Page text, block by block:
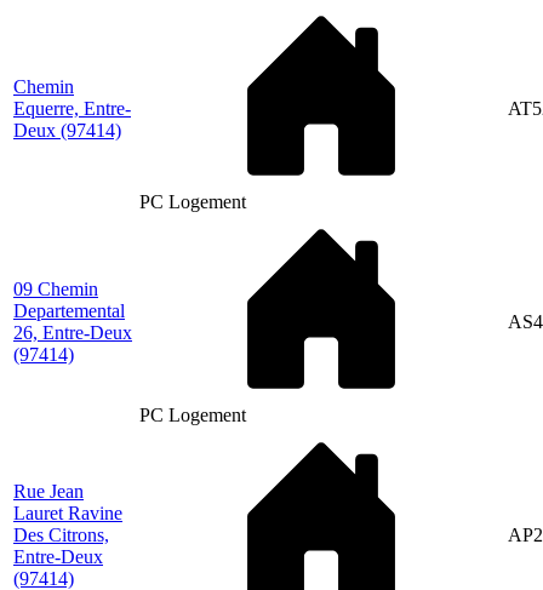
Chemin
Equerre, Entre-
Deux (97414)
PC Logement
09 Chemin
Departemental
26, Entre-Deux
(97414)
PC Logement
Rue Jean
Lauret Ravine
Des Citrons,
Entre-Deux
(97414)